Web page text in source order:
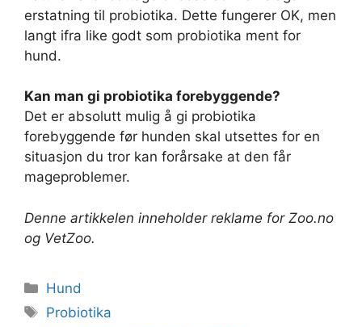
erstatning til probiotika. Dette fungerer OK, men
langt ifra like godt som probiotika ment for
hund.
Kan man gi probiotika forebyggende?
Det er absolutt mulig å gi probiotika
forebyggende før hunden skal utsettes for en
situasjon du tror kan forårsake at den får
mageproblemer.
Denne artikkelen inneholder reklame for Zoo.no
og VetZoo.
Kategorier
Hund
Stikkord
Probiotika